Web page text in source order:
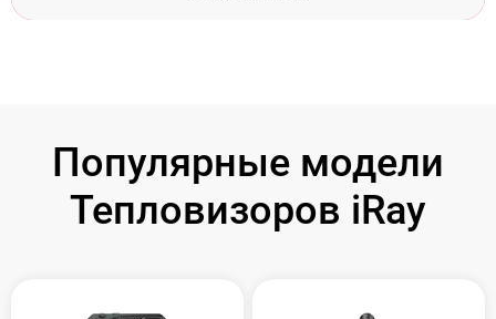
Популярные модели
Тепловизоров iRay